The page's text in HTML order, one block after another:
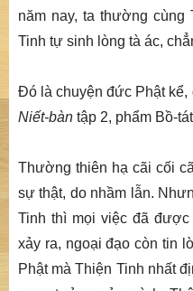
năm nay, ta thường cùng
Tinh tự sinh lòng tà ác,
Đó là chuyện đức Phật
Niết-bàn tập 2, phẩm Bồ-
Thường thiên hạ cãi cối
sự thật, do nhầm lẫn.
Tinh thì mọi việc đã
xảy ra, ngoại đạo còn tin
Phật mà Thiện Tinh nhất